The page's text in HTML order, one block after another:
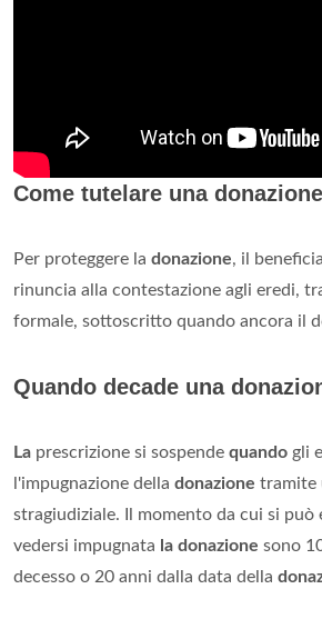
Come tutelare una
Per proteggere la donazione, il
rinuncia alla contestazione agli eredi,
formale, sottoscritto quando ancora il
Quando decade una
La prescrizione si sospende quando gli
l'impugnazione della donazione tramite
stragiudiziale. Il momento da cui si può
vedersi impugnata la donazione sono
decesso o 20 anni dalla data della